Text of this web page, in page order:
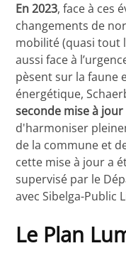
En 2023, face à ces
changements de
mobilité (quasi tout
aussi face à
pèsent sur la faune
énergétique,
seconde mise à
d'harmoniser
de la commune et
cette mise à jour a
supervisé par le
avec Sibelga-Public
Le Plan